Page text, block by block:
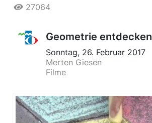
27064
Geometrie entdecken
Sonntag, 26. Februar 2017
Merten Giesen
Filme